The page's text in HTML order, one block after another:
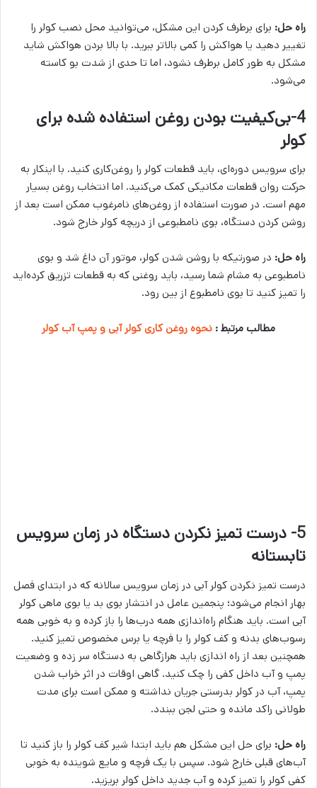
راه حل: برای برطرف کردن این مشکل، می‌توانید محل نصب کولر را
تغییر دهید یا هواکش را کمی بالاتر ببرید. با بالا بردن هواکش شاید
مشکل به طور کامل برطرف نشود، اما تا حدی از شدت بو کاسته
می‌شود.
4-بی‌کیفیت بودن روغن استفاده شده برای
کولر
برای سرویس دوره‌ای، باید قطعات کولر را روغن‌کاری کنید. با اینکار به
حرکت روان قطعات مکانیکی کمک می‌کنید. اما انتخاب روغن بسیار
مهم است. در صورت استفاده از روغن‌های نامرغوب ممکن است بعد از
روشن کردن دستگاه، بوی نامطبوعی از دریچه کولر خارج شود.
راه حل: در صورتیکه با روشن شدن کولر، موتور آن داغ شد و بوی
نامطبوعی به مشام شما رسید، باید روغنی که به قطعات تزریق کرده‌اید
را تمیز کنید تا بوی نامطبوع از بین رود.
مطالب مرتبط : نحوه روغن کاری کولر آبی و پمپ آب کولر
5- درست تمیز نکردن دستگاه در زمان سرویس
تابستانه
درست تمیز نکردن کولر آبی در زمان سرویس سالانه که در ابتدای فصل
بهار انجام می‌شود؛ پنجمین عامل در انتشار بوی بد یا بوی ماهی کولر
آبی است. باید هنگام راه‌اندازی همه درب‌ها را باز کرده و به خوبی همه
رسوب‌های بدنه و کف کولر را با فرچه یا برس مخصوص تمیز کنید.
همچنین بعد از راه اندازی باید هرازگاهی به دستگاه سر زده و وضعیت
پمپ و آب داخل کفی را چک کنید. گاهی اوقات در اثر خراب شدن
پمپ، آب در کولر بدرستی جریان نداشته و ممکن است برای مدت
طولانی راکد مانده و حتی لجن ببندد.
راه حل: برای حل این مشکل هم باید ابتدا شیر کف کولر را باز کنید تا
آب‌های قبلی خارج شود. سپس با یک فرچه و مایع شوینده به خوبی
کفی کولر را تمیز کرده و آب جدید داخل کولر بریزید.